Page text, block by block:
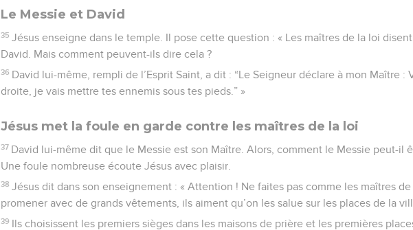
Le Messie et David
35 Jésus enseigne dans le temple. Il pose cette question : « Les maîtres de la loi
David. Mais comment peuvent-ils dire cela ?
36 David lui-même, rempli de l’Esprit Saint, a dit : “Le Seigneur déclare à mon Maître :
droite, je vais mettre tes ennemis sous tes pieds.” »
Jésus met la foule en garde contre les maîtres de la loi
37 David lui-même dit que le Messie est son Maître. Alors, comment le Messie peut-il
Une foule nombreuse écoute Jésus avec plaisir.
38 Jésus dit dans son enseignement : « Attention ! Ne faites pas comme les maîtres
promener avec de grands vêtements, ils aiment qu’on les salue sur les places de la
39 Ils choisissent les premiers sièges dans les maisons de prière et les premières